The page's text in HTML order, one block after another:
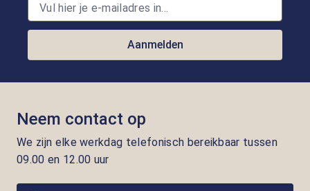
Aanmelden
Neem contact op
We zijn elke werkdag telefonisch bereikbaar tussen
09.00 en 12.00 uur